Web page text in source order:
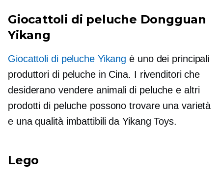
Giocattoli di peluche Dongguan
Yikang
Giocattoli di peluche Yikang è uno dei principali
produttori di peluche in Cina. I rivenditori che
desiderano vendere animali di peluche e altri
prodotti di peluche possono trovare una varietà
e una qualità imbattibili da Yikang Toys.
Lego